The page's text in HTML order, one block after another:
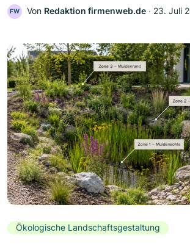
FW Von Redaktion firmenweb.de ‧ 23. Juli
Ökologische Landschaftsgestaltung